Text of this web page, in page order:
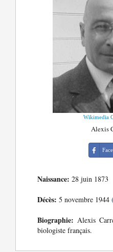
Wikimedia
Alexis
Naissance: 28 juin 1873
Décès: 5 novembre 1944
Biographie: Alexis
biologiste français.